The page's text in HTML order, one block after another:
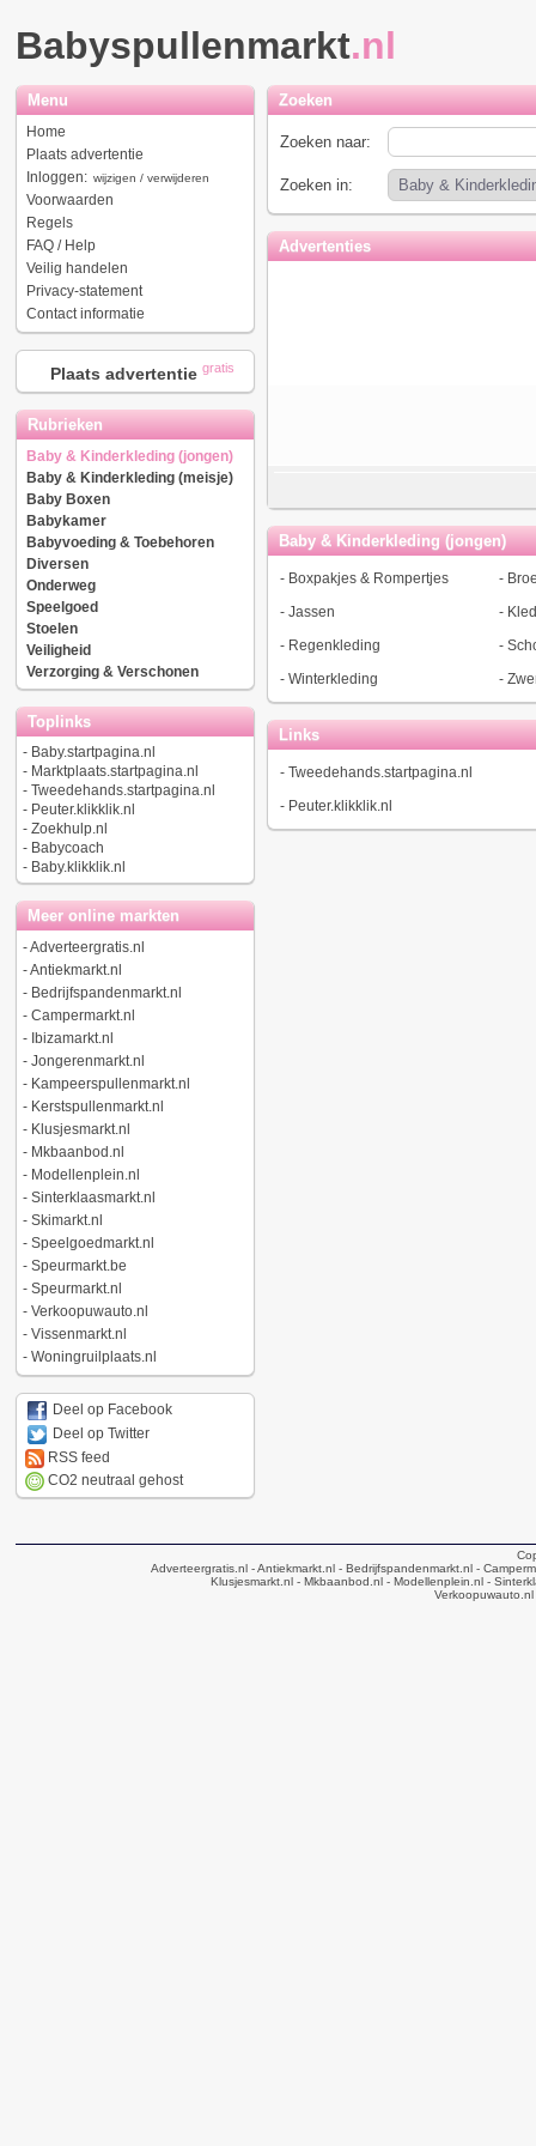
Babyspullenmarkt.nl
Menu
Home
Plaats advertentie
Inloggen: wijzigen / verwijderen
Voorwaarden
Regels
FAQ / Help
Veilig handelen
Privacy-statement
Contact informatie
Plaats advertentie gratis
Rubrieken
Baby & Kinderkleding (jongen)
Baby & Kinderkleding (meisje)
Baby Boxen
Babykamer
Babyvoeding & Toebehoren
Diversen
Onderweg
Speelgoed
Stoelen
Veiligheid
Verzorging & Verschonen
Toplinks
- Baby.startpagina.nl
- Marktplaats.startpagina.nl
- Tweedehands.startpagina.nl
- Peuter.klikklik.nl
- Zoekhulp.nl
- Babycoach
- Baby.klikklik.nl
Meer online markten
-Adverteergratis.nl
-Antiekmarkt.nl
- Bedrijfspandenmarkt.nl
- Campermarkt.nl
- Ibizamarkt.nl
- Jongerenmarkt.nl
- Kampeerspullenmarkt.nl
- Kerstspullenmarkt.nl
- Klusjesmarkt.nl
- Mkbaanbod.nl
- Modellenplein.nl
- Sinterklaasmarkt.nl
- Skimarkt.nl
- Speelgoedmarkt.nl
- Speurmarkt.be
- Speurmarkt.nl
- Verkoopuwauto.nl
- Vissenmarkt.nl
- Woningruilplaats.nl
Deel op Facebook
Deel op Twitter
RSS feed
CO2 neutraal gehost
Zoeken
Zoeken naar:
Zoeken in:
Advertenties
Baby & Kinderkleding (jongen)
- Boxpakjes & Rompertjes -
- Jassen -
- Regenkleding -
- Winterkleding -
Links
- Tweedehands.startpagina.nl
- Peuter.klikklik.nl
Adverteergratis.nl - Antiekmarkt.nl - Bedrijfspandenmarkt.nl -
Klusjesmarkt.nl- Mkbaanbod.nl- Modellenplein.nl-
Verkoopuwauto.nl